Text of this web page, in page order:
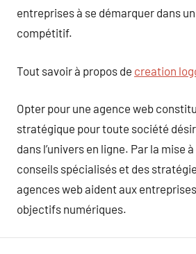
entreprises à se démarquer dans
compétitif.
Tout savoir à propos de creation
Opter pour une agence web
stratégique pour toute société
dans l’univers en ligne. Par la mise
conseils spécialisés et des
agences web aident aux
objectifs numériques.